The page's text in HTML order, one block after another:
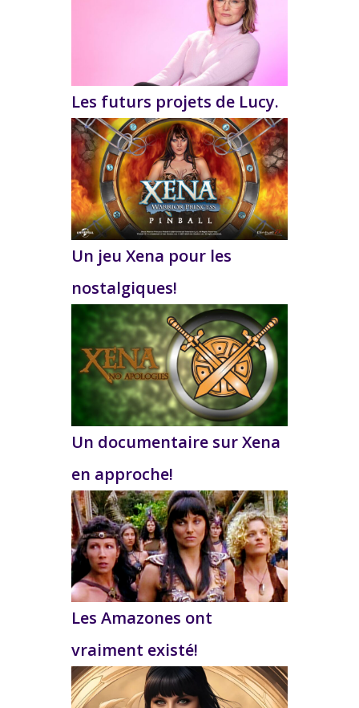
Les futurs projets de Lucy.
Un jeu Xena pour les
nostalgiques!
Un documentaire sur Xena
en approche!
Les Amazones ont
vraiment existé!